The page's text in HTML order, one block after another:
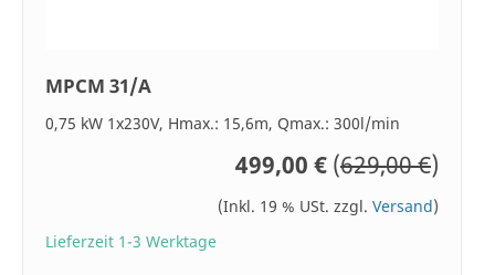
MPCM 31/A
0,75 kW 1x230V, Hmax.: 15,6m, Qmax.: 300l/min
499,00 € (629,00 €)
(Inkl. 19 % USt. zzgl. Versand)
Lieferzeit 1-3 Werktage